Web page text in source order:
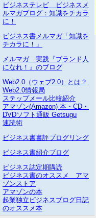
ビジネステレビ ビジネスメ
ルマガブログ：知識をチカラ
に！
ビジネス書メルマガ「知識を
チカラに！」
メルマガ 実践『ブランド人
になれ！』のブログ
Web2.0（ウェブ2.0）とは？
Web2.0情報局
ステップメール比較紹介
アマゾン(Amazon) 本・CD・
DVDソフト通販 Getsugu
速読術
ビジネス書書評ブログリング
ビジネス書紹介ブログ
ビジネス誌定期購読
ビジネス書のオススメ アマ
ゾンストア
アマゾンの本
起業独立ビジネスブログ日記
のオススメ本